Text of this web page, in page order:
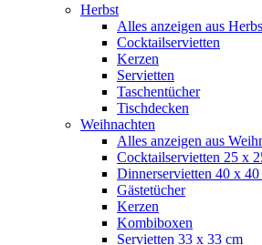
Herbst
Alles anzeigen aus
Cocktailservietten
Kerzen
Servietten
Taschentücher
Tischdecken
Weihnachten
Alles anzeigen aus
Cocktailservietten 25 x
Dinnerservietten 40 x 40
Gästetücher
Kerzen
Kombiboxen
Servietten 33 x 33 cm